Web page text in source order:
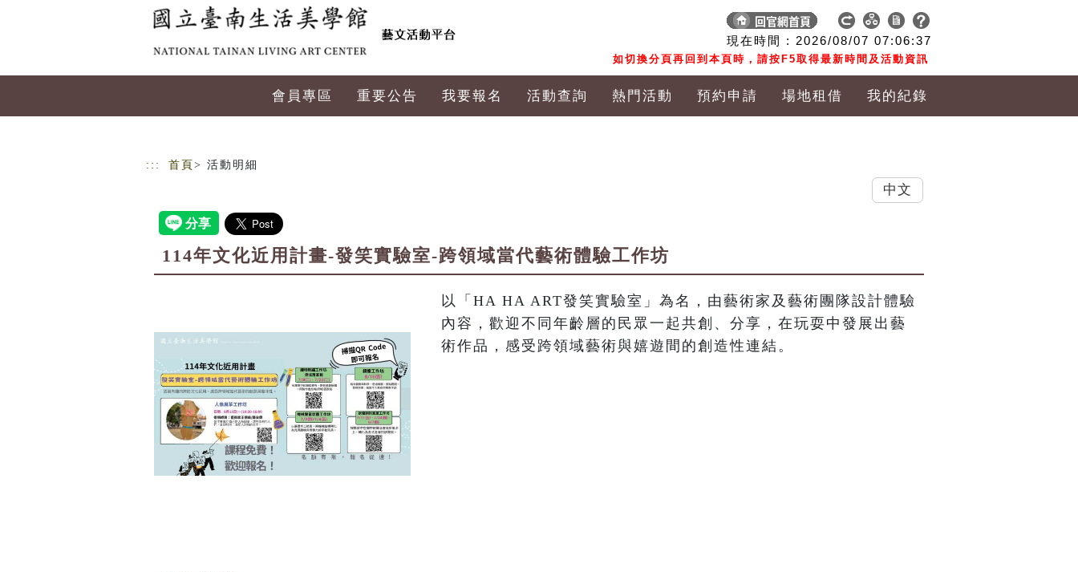
現在時間 : 2026/08/07 07:06:38
如切換分頁再回到本頁時，請按F5取得最新時間及活動資訊
會員專區 重要公告 我要報名 活動查詢 熱門活動 預約申請 場地租借 我的紀錄
::: 首頁 > 活動明細
114年文化近用計畫-發笑實驗室-跨領域當代藝術體驗工作坊
以「HA HA ART發笑實驗室」為名，由藝術家及藝術團隊設計體驗
內容，歡迎不同年齡層的民眾一起共創、分享，在玩耍中發展出藝
術作品，感受跨領域藝術與嬉遊間的創造性連結。